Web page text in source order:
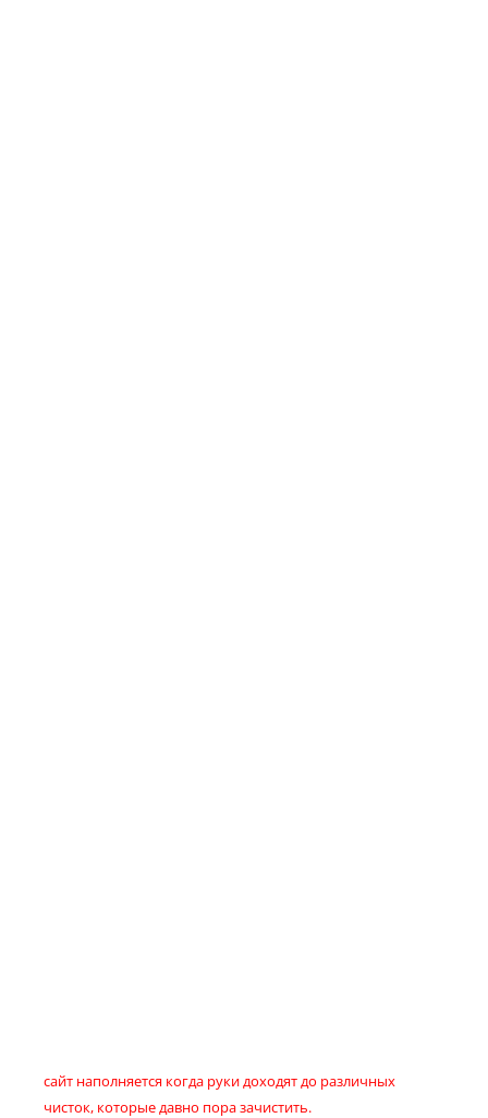
сайт наполняется когда руки доходят до различных
чисток, которые давно пора зачистить.